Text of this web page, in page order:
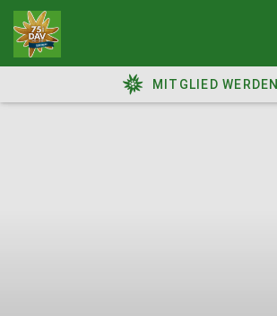
MITGLIED WERDEN